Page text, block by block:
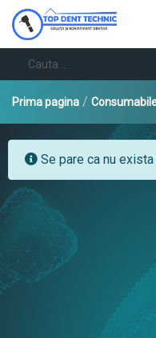
Prima pagina /
Se pare ca nu